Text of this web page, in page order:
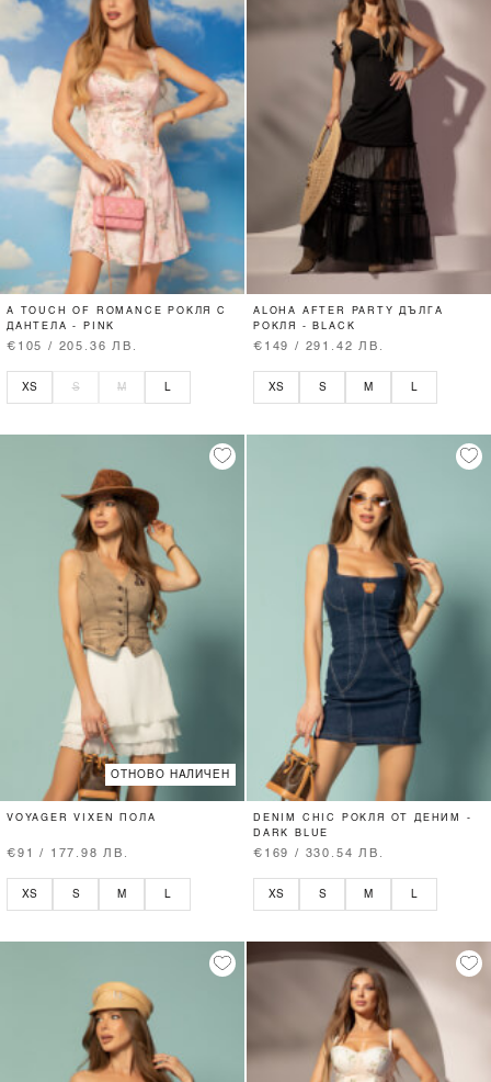
A TOUCH OF ROMANCE РОКЛЯ С
ДАНТЕЛА - PINK
€105 / 205.36 ЛВ.
XS S M
ALOHA AFTER PARTY ДЪЛГА
РОКЛЯ - BLACK
€149 / 291.42 ЛВ.
XS S M
ОТНОВО НАЛИЧЕН
VOYAGER VIXEN ПОЛА
€91 / 177.98 ЛВ.
XS S M L
DENIM CHIC РОКЛЯ ОТ ДЕНИМ -
DARK BLUE
€169 / 330.54 ЛВ.
XS S M L